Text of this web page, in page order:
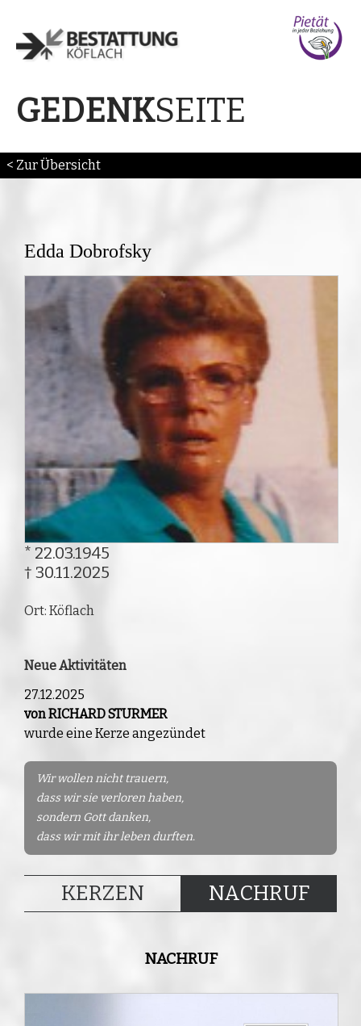
GEDENKSEITE
< Zur Übersicht
Edda Dobrofsky
* 22.03.1945
† 30.11.2025
Ort: Köflach
Neue Aktivitäten
27.12.2025
von RICHARD STURMER
wurde eine Kerze angezündet
Wir wollen nicht trauern,
dass wir sie verloren haben,
sondern Gott danken,
dass wir mit ihr leben durften.
KERZEN NACHRUF
NACHRUF